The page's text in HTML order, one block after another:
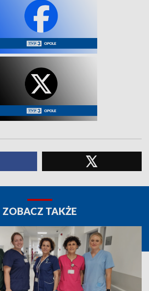
ZOBACZ TAKŻE